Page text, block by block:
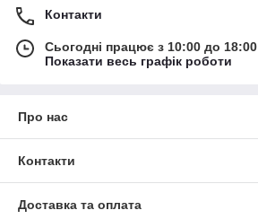
Контакти
Сьогодні працює з 10:00 до 18:00
Показати весь графік роботи
Про нас
Контакти
Доставка та оплата